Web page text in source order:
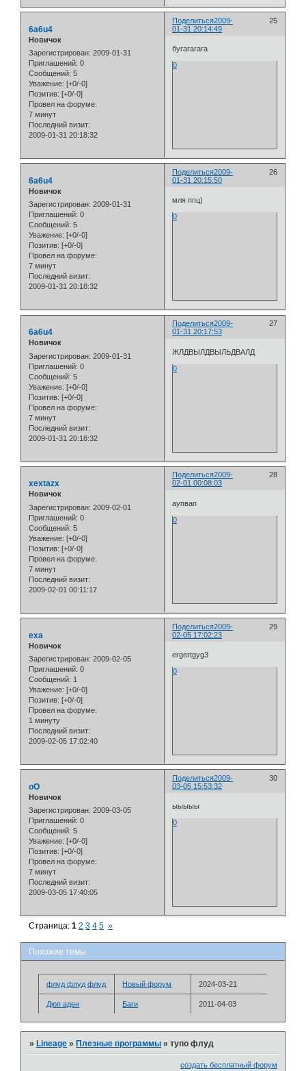
Поделиться 25
2009-
01-31 20:14:49
6a6u4
Новичок
Зарегистрирован: 2009-01-31
Приглашений: 0
Сообщений: 5
Уважение: [+0/-0]
Позитив: [+0/-0]
Провел на форуме:
7 минут
Последний визит:
2009-01-31 20:18:32
бугагагага
0
Поделиться 26
2009-
01-31 20:15:50
6a6u4
Новичок
Зарегистрирован: 2009-01-31
Приглашений: 0
Сообщений: 5
Уважение: [+0/-0]
Позитив: [+0/-0]
Провел на форуме:
7 минут
Последний визит:
2009-01-31 20:18:32
мля ппц)
0
Поделиться 27
2009-
01-31 20:17:53
6a6u4
Новичок
Зарегистрирован: 2009-01-31
Приглашений: 0
Сообщений: 5
Уважение: [+0/-0]
Позитив: [+0/-0]
Провел на форуме:
7 минут
Последний визит:
2009-01-31 20:18:32
ЖЛДВЫЛДВЫЛЬДВАЛД
0
Поделиться 28
2009-
02-01 00:08:03
xextazx
Новичок
Зарегистрирован: 2009-02-01
Приглашений: 0
Сообщений: 5
Уважение: [+0/-0]
Позитив: [+0/-0]
Провел на форуме:
7 минут
Последний визит:
2009-02-01 00:11:17
аупвап
0
Поделиться 29
2009-
02-05 17:02:23
exa
Новичок
Зарегистрирован: 2009-02-05
Приглашений: 0
Сообщений: 1
Уважение: [+0/-0]
Позитив: [+0/-0]
Провел на форуме:
1 минуту
Последний визит:
2009-02-05 17:02:40
ergertgyg3
0
Поделиться 30
2009-
03-05 15:53:32
oO
Новичок
Зарегистрирован: 2009-03-05
Приглашений: 0
Сообщений: 5
Уважение: [+0/-0]
Позитив: [+0/-0]
Провел на форуме:
7 минут
Последний визит:
2009-03-05 17:40:05
ыыыыы
0
Страница:1 2 3 4 5 »
Похожие темы
флуд флуд флуд Новый форум 2024-03-21
Дюп аден Баги 2011-04-03
»Lineage »Плезные программы »тупо флуд
создать бесплатный форум